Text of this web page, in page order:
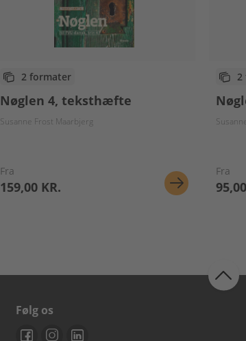
2 formater
Nøglen 4, teksthæfte
Susanne Frost Maarbjerg
Fra
159,00 KR.
2
Fra
Følg os